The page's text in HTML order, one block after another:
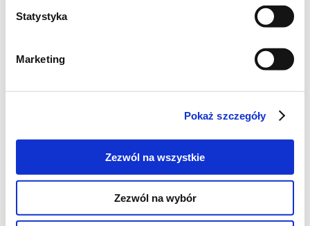
Statystyka
Marketing
Pokaż szczegóły
Zezwól na wszystkie
Zezwól na wybór
5 łyżek soku z pomarańczy (75 ml)
2 łyżeczki tartego imbiru (10 ml)
W dużej misce wymieszać razem sypkie
składniki ciasta - pośrodku zrobić wgłębienie
pomarańczową i jajka i wszystko wymieszać
- ucierać - najlepiej mikserem. Dodać sok z
pomarańczy i imbir i utrzeć wszystko na
gładką masę. Przelać do kwadratowej formy